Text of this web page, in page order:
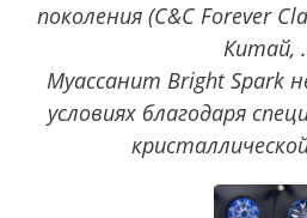
поколения (C&C Forever
Китай,
Муассанит Bright Spark
условиях благодаря